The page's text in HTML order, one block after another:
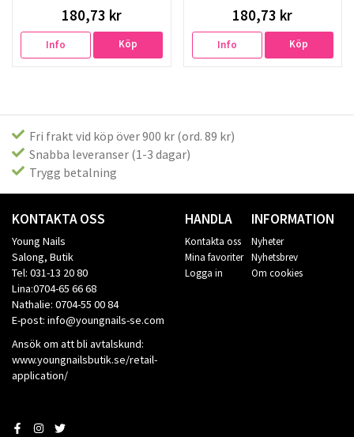
180,73 kr
Info Köp
180,73 kr
Info Köp
Fri frakt vid köp över 900 kr (ord. 89 kr)
Snabba leveranser (1-3 dagar)
Trygg betalning
KONTAKTA OSS
Young Nails
Salong, Butik
Tel: 031-13 20 80
Lina:0704-65 66 68
Nathalie: 0704-55 00 84
E-post: info@youngnails-se.com
Ansök om att bli avtalskund:
www.youngnailsbutik.se/retail-
application/
HANDLA
Kontakta oss
Mina favoriter
Logga in
INFORMATION
Nyheter
Nyhetsbrev
Om cookies